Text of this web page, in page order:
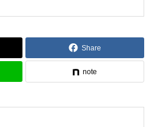
Share
note